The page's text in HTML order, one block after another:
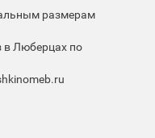
размерам
в Люберцах по